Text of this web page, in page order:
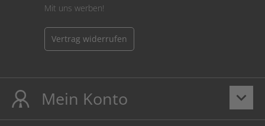
Mit uns werben!
Vertrag widerrufen
keyboard_arrow_down
Mein Konto